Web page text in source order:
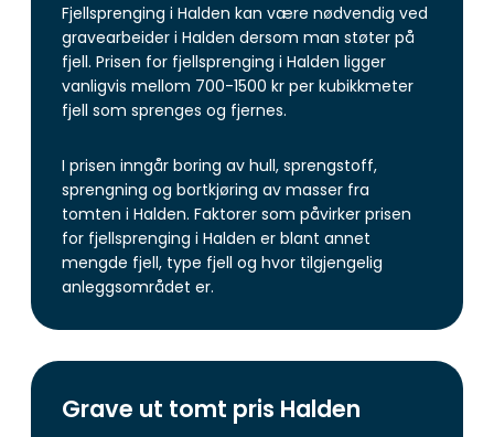
Fjellsprenging i Halden kan være nødvendig ved
gravearbeider i Halden dersom man støter på
fjell. Prisen for fjellsprenging i Halden ligger
vanligvis mellom 700-1500 kr per kubikkmeter
fjell som sprenges og fjernes.
I prisen inngår boring av hull, sprengstoff,
sprengning og bortkjøring av masser fra
tomten i Halden. Faktorer som påvirker prisen
for fjellsprenging i Halden er blant annet
mengde fjell, type fjell og hvor tilgjengelig
anleggsområdet er.
Grave ut tomt pris Halden